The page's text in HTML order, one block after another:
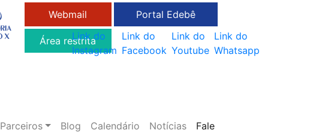
Webmail
Área restrita
Portal Edebê
Link do
Instagram
Link do
Facebook
Link do
Youtube
Link do
Whatsapp
Parceiros Blog Calendário Notícias
Fale